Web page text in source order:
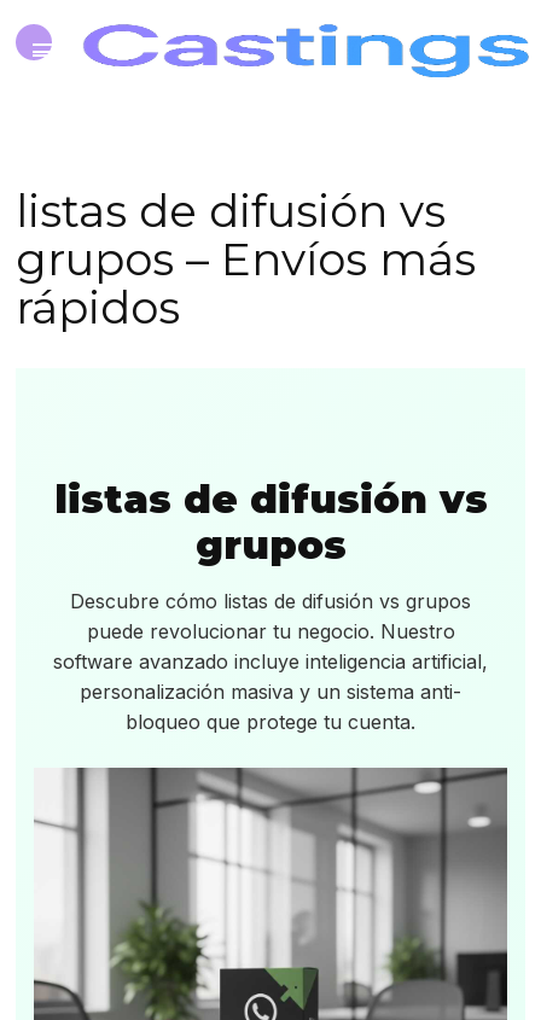
listas de difusión vs
grupos – Envíos más
rápidos
listas de difusión vs
grupos
Descubre cómo listas de difusión vs grupos
puede revolucionar tu negocio. Nuestro
software avanzado incluye inteligencia artificial,
personalización masiva y un sistema anti-
bloqueo que protege tu cuenta.